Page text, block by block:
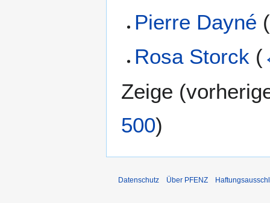
Pierre Dayné (
Rosa Storck (
Zeige (
500)
Datenschutz Über PFENZ